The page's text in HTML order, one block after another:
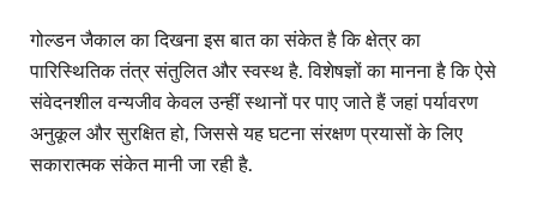
गोल्डन जैकाल का दिखना इस बात का संकेत है कि क्षेत्र का
पारिस्थितिक तंत्र संतुलित और स्वस्थ है. विशेषज्ञों का मानना है कि ऐसे
संवेदनशील वन्यजीव केवल उन्हीं स्थानों पर पाए जाते हैं जहां पर्यावरण
अनुकूल और सुरक्षित हो, जिससे यह घटना संरक्षण प्रयासों के लिए
सकारात्मक संकेत मानी जा रही है.